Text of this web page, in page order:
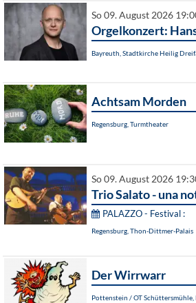
So 09. August 2026
Orgelkonzert:
Bayreuth, Stadtkirche Heilig
Achtsam Morden
Regensburg, Turmtheater
So 09. August 2026
Trio Salato - una
PALAZZO - Festival :
Regensburg, Thon-Dittmer-Palais
Der Wirrwarr
Pottenstein / OT Schüttersmühle,